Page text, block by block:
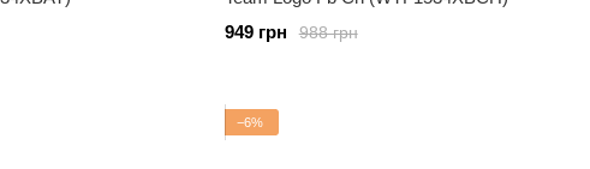
988 грн
949 грн
−6%